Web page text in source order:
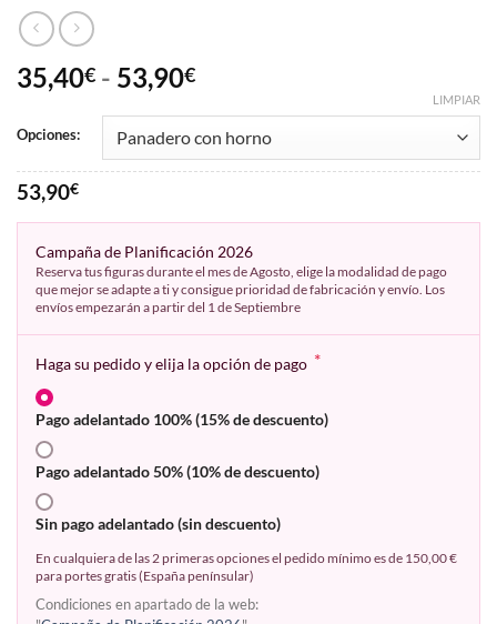
35,40€ - 53,90€
Opciones:
LIMPIAR
53,90€
Campaña de Planificación 2026
Reserva tus figuras durante el mes de Agosto, elige la modalidad de pago
que mejor se adapte a ti y consigue prioridad de fabricación y envío. Los
envíos empezarán a partir del 1 de Septiembre
Haga su pedido y elija la opción de pago *
Pago adelantado 100% (15% de descuento)
Pago adelantado 50% (10% de descuento)
Sin pago adelantado (sin descuento)
En cualquiera de las 2 primeras opciones el pedido mínimo es de 150,00 €
para portes gratis (España penínsular)
Condiciones en apartado de la web: